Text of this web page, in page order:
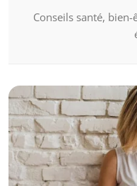
Conseils santé,